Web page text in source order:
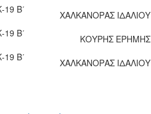
Β΄
ΧΑΛΚΑΝΟΡΑΣ ΙΔΑΛΙΟΥ
Β΄
ΚΟΥΡΗΣ ΕΡΗΜΗΣ
Β΄
ΧΑΛΚΑΝΟΡΑΣ ΙΔΑΛΙΟΥ